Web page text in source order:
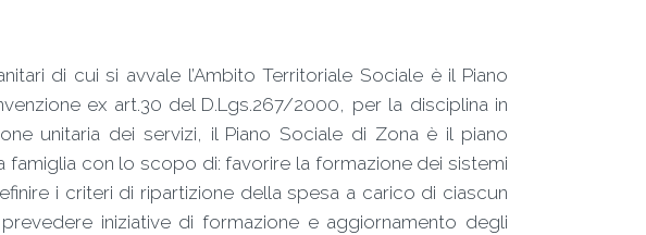
di cui si avvale l’Ambito Territoriale Sociale è il Piano
ex art.30 del D.Lgs.267/2000, per la disciplina in
unitaria dei servizi, il Piano Sociale di Zona è il piano
con lo scopo di: favorire la formazione dei sistemi
i criteri di ripartizione della spesa a carico di ciascun
iniziative di formazione e aggiornamento degli